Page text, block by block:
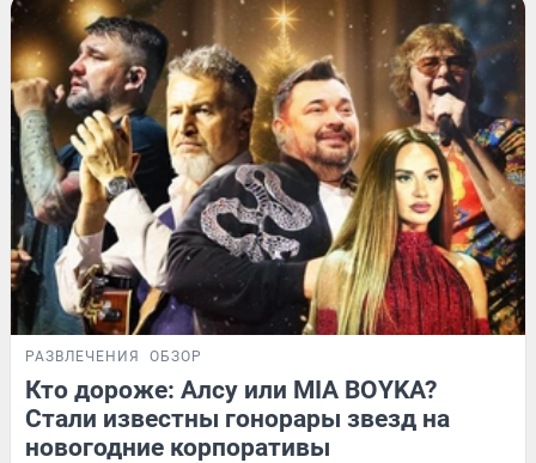
РАЗВЛЕЧЕНИЯ ОБЗОР
Кто дороже: Алсу или MIA BOYKA?
Стали известны гонорары звезд на
новогодние корпоративы